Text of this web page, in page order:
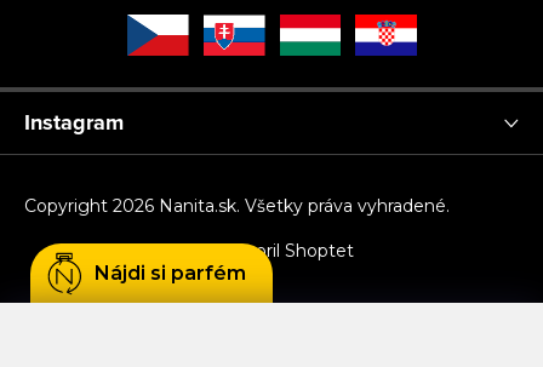
Instagram
Vytvoril Shoptet
Copyright 2026 Nanita.sk. Všetky práva vyhradené.
Nájdi si parfém